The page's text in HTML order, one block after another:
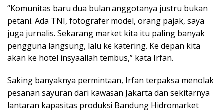
“Komunitas baru dua bulan anggotanya justru bukan
petani. Ada TNI, fotografer model, orang pajak, saya
juga jurnalis. Sekarang market kita itu paling banyak
pengguna langsung, lalu ke katering. Ke depan kita
akan ke hotel insyaallah tembus,” kata Irfan.
Saking banyaknya permintaan, Irfan terpaksa menolak
pesanan sayuran dari kawasan Jakarta dan sekitarnya
lantaran kapasitas produksi Bandung Hidromarket